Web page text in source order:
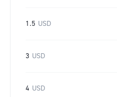
1.5 USD
3 USD
4 USD